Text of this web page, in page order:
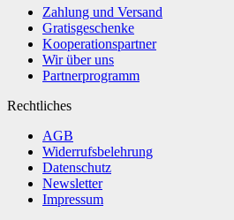
Zahlung und Versand
Gratisgeschenke
Kooperationspartner
Wir über uns
Partnerprogramm
Rechtliches
AGB
Widerrufsbelehrung
Datenschutz
Newsletter
Impressum